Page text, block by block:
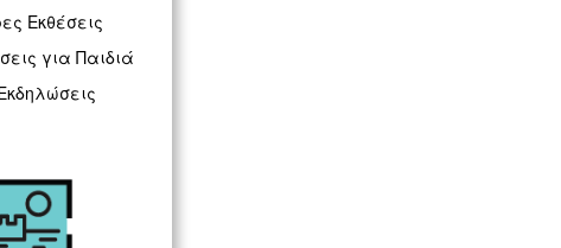
Εκθέσεις
για Παιδιά